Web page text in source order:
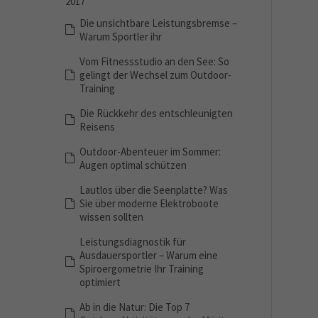
Die unsichtbare Leistungsbremse –
Warum Sportler ihr
Vom Fitnessstudio an den See: So
gelingt der Wechsel zum Outdoor-
Training
Die Rückkehr des entschleunigten
Reisens
Outdoor-Abenteuer im Sommer:
Augen optimal schützen
Lautlos über die Seenplatte? Was
Sie über moderne Elektroboote
wissen sollten
Leistungsdiagnostik für
Ausdauersportler – Warum eine
Spiroergometrie Ihr Training
optimiert
Ab in die Natur: Die Top 7